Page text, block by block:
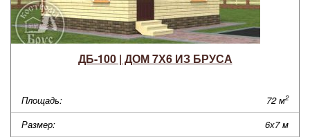
ДБ-100 | ДОМ 7Х6 ИЗ БРУСА
Площадь: 72 м2
Размер:
6х7 м